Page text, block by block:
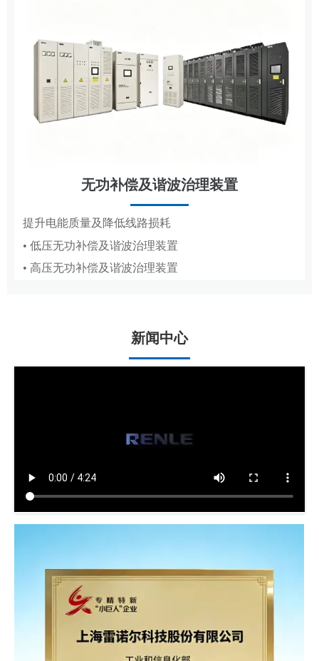
无功补偿及谐波治理装置
提升电能质量及降低线路损耗
• 低压无功补偿及谐波治理装置
• 高压无功补偿及谐波治理装置
节能改造
新闻中心